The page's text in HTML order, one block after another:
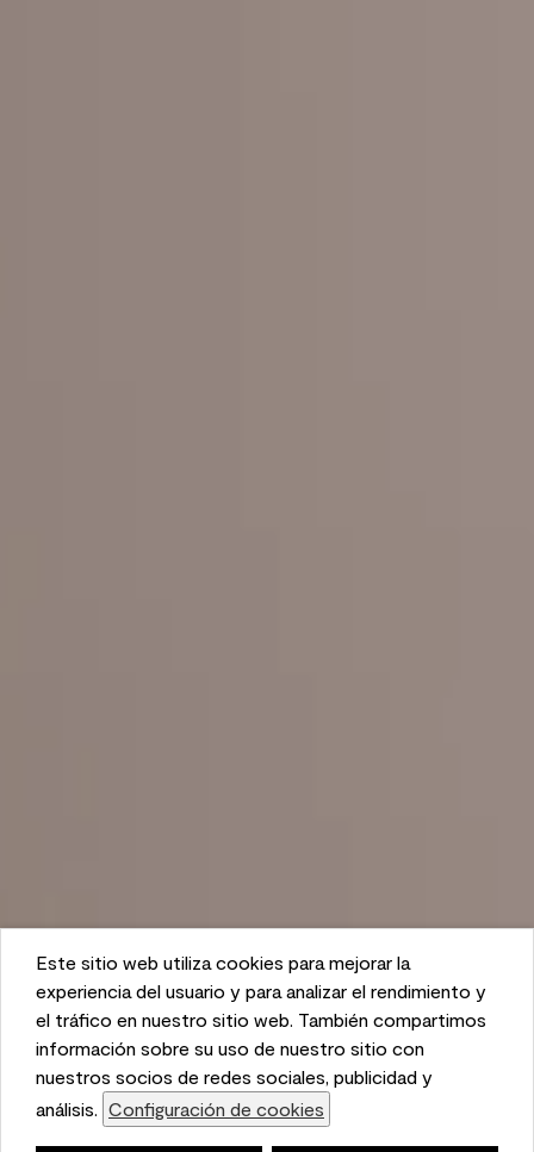
This website uses cookies to enhance user experience
and to analyze performance and traffic on our website.
We also share information about your use of our site
with our social media, advertising, and analytics
partners. Cookie Settings
Este sitio web utiliza cookies para mejorar la
experiencia del usuario y para analizar el rendimiento y
el tráfico en nuestro sitio web. También compartimos
información sobre su uso de nuestro sitio con
nuestros socios de redes sociales, publicidad y
análisis. Configuración de cookies